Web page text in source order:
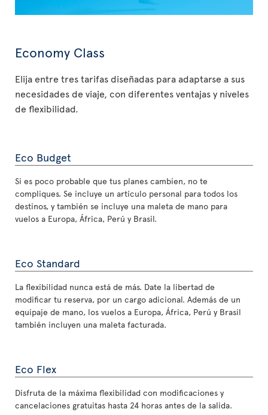
Economy Class
Elija entre tres tarifas diseñadas para adaptarse a sus
necesidades de viaje, con diferentes ventajas y niveles
de flexibilidad.
Eco Budget
Si es poco probable que tus planes cambien, no te
compliques. Se incluye un artículo personal para todos los
destinos, y también se incluye una maleta de mano para
vuelos a Europa, África, Perú y Brasil.
Eco Standard
La flexibilidad nunca está de más. Date la libertad de
modificar tu reserva, por un cargo adicional. Además de un
equipaje de mano, los vuelos a Europa, África, Perú y Brasil
también incluyen una maleta facturada.
Eco Flex
Disfruta de la máxima flexibilidad con modificaciones y
cancelaciones gratuitas hasta 24 horas antes de la salida.